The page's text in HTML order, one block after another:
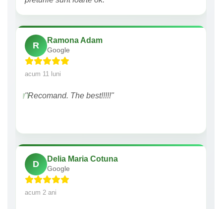
R
Ramona Adam
Google
acum 11 luni
"Recomand. The best!!!!!"
D
Delia Maria Cotuna
Google
acum 2 ani